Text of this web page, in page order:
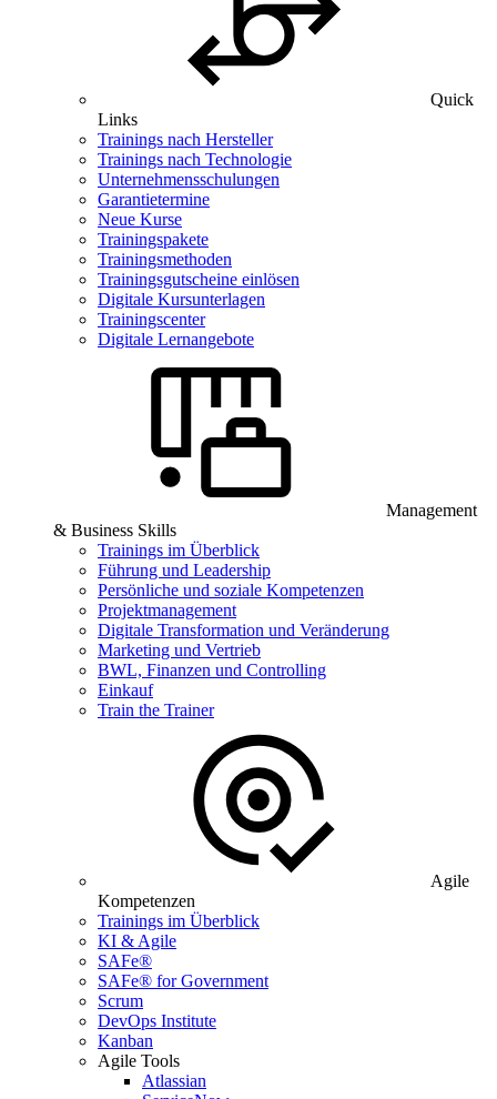
Quick
Links
Trainings nach Hersteller
Trainings nach Technologie
Unternehmensschulungen
Garantietermine
Neue Kurse
Trainingspakete
Trainingsmethoden
Trainingsgutscheine einlösen
Digitale Kursunterlagen
Trainingscenter
Digitale Lernangebote
Management
& Business Skills
Trainings im Überblick
Führung und Leadership
Persönliche und soziale Kompetenzen
Projektmanagement
Digitale Transformation und Veränderung
Marketing und Vertrieb
BWL, Finanzen und Controlling
Einkauf
Train the Trainer
Agile
Kompetenzen
Trainings im Überblick
KI & Agile
SAFe®
SAFe® for Government
Scrum
DevOps Institute
Kanban
Agile Tools
Atlassian